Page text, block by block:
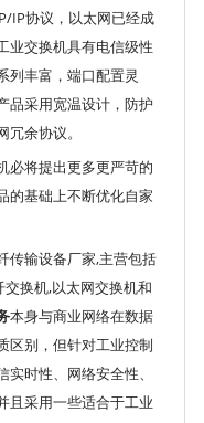
IP协议，以太网已经成
业交换机具有电信级性
列丰富，端口配置灵
品采用宽温设计，防护
余协议。
必将提出更多更严苛的
的基础上不断优化自家
传输设备厂家,主营包括
换机,以太网交换机和
本身与商业网络在数据
区别，但针对工业控制
时性、网络安全性、
且采用一些适合于工业